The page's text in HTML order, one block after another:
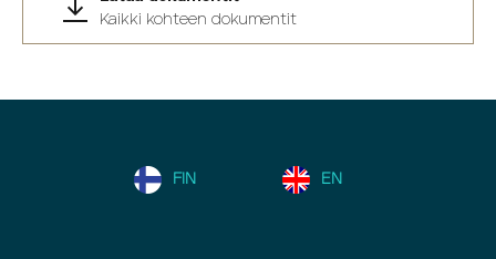
Kaikki kohteen dokumentit
FIN EN